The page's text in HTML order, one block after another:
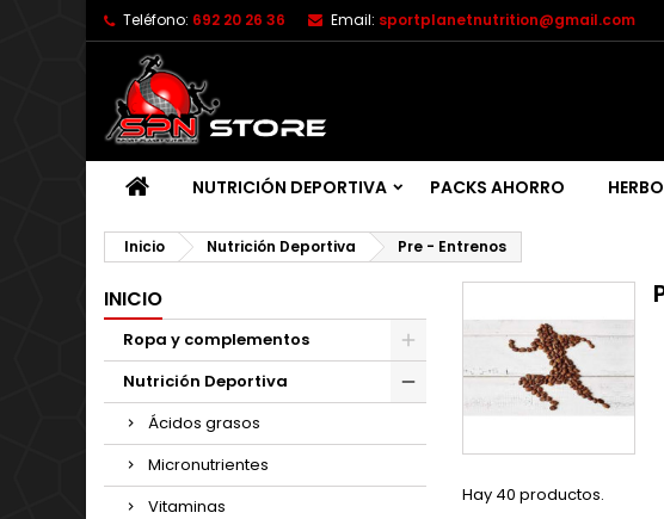
Teléfono: 692 20 26 36 Email: sportplanetnutrition@gmail.com
NUTRICIÓN DEPORTIVA PACKS AHORRO
Inicio Nutrición Deportiva Pre - Entrenos
INICIO
Ropa y complementos
Nutrición Deportiva
Ácidos grasos
Micronutrientes
Vitaminas
Hay 40 productos.